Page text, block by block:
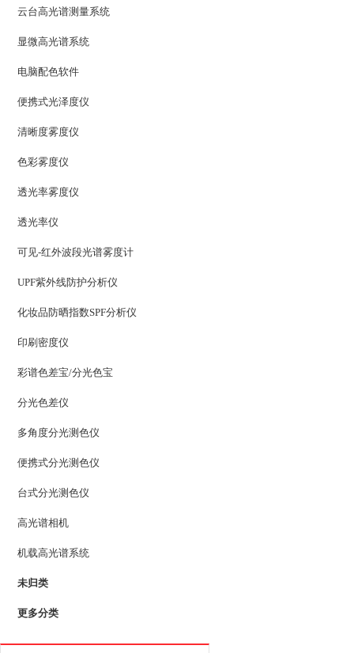
云台高光谱测量系统
显微高光谱系统
电脑配色软件
便携式光泽度仪
清晰度雾度仪
色彩雾度仪
透光率雾度仪
透光率仪
可见-红外波段光谱雾度计
UPF紫外线防护分析仪
化妆品防晒指数SPF分析仪
印刷密度仪
彩谱色差宝/分光色宝
分光色差仪
多角度分光测色仪
便携式分光测色仪
台式分光测色仪
高光谱相机
机载高光谱系统
未归类
更多分类